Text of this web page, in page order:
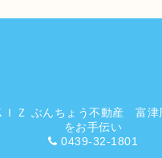
ＩＺ ぶんちょう不動産 富津
をお手伝い
0439-32-1801